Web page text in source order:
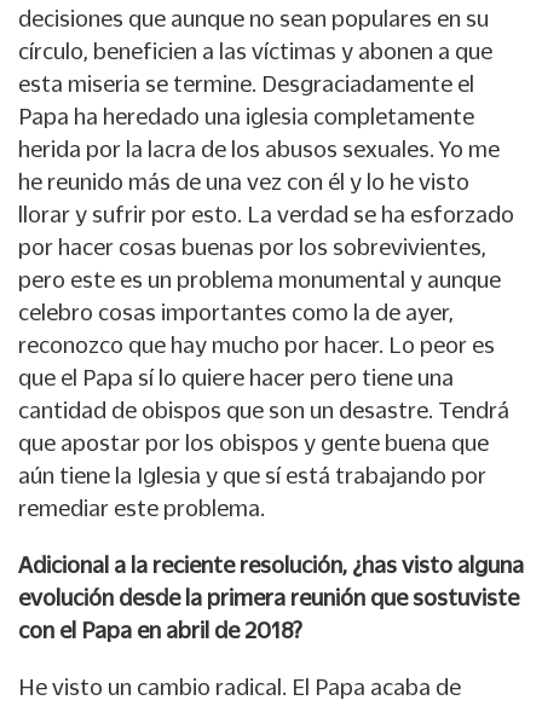
decisiones que aunque no sean populares en su
círculo, beneficien a las víctimas y abonen a que
esta miseria se termine. Desgraciadamente el
Papa ha heredado una iglesia completamente
herida por la lacra de los abusos sexuales. Yo me
he reunido más de una vez con él y lo he visto
llorar y sufrir por esto. La verdad se ha esforzado
por hacer cosas buenas por los sobrevivientes,
pero este es un problema monumental y aunque
celebro cosas importantes como la de ayer,
reconozco que hay mucho por hacer. Lo peor es
que el Papa sí lo quiere hacer pero tiene una
cantidad de obispos que son un desastre. Tendrá
que apostar por los obispos y gente buena que
aún tiene la Iglesia y que sí está trabajando por
remediar este problema.
Adicional a la reciente resolución, ¿has visto alguna
evolución desde la primera reunión que sostuviste
con el Papa en abril de 2018?
He visto un cambio radical. El Papa acaba de